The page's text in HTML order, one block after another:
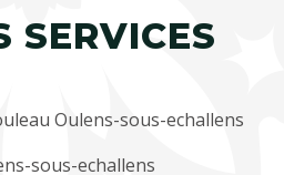
SERVICES
Oulens-sous-echallens
sous-echallens